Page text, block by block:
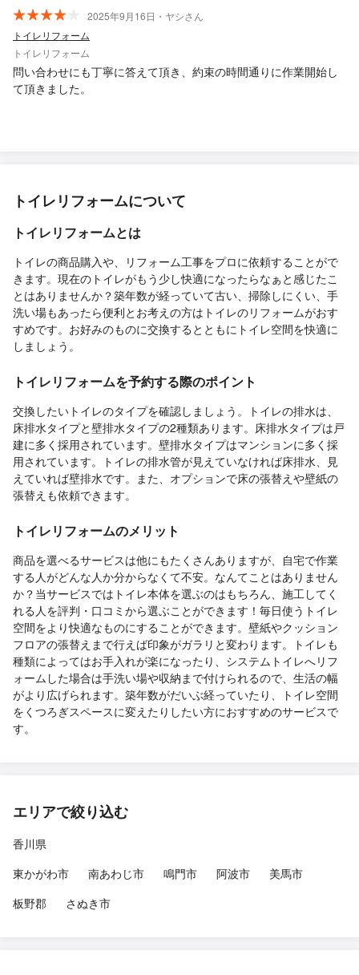
2025年9月16日・ヤシさん
トイレリフォーム
トイレリフォーム
問い合わせにも丁寧に答えて頂き、約束の時間通りに作業開始し
て頂きました。
トイレリフォームについて
トイレリフォームとは
トイレの商品購入や、リフォーム工事をプロに依頼することがで
きます。現在のトイレがもう少し快適になったらなぁと感じたこ
とはありませんか？築年数が経っていて古い、掃除しにくい、手
洗い場もあったら便利とお考えの方はトイレのリフォームがおす
すめです。お好みのものに交換するとともにトイレ空間を快適に
しましょう。
トイレリフォームを予約する際のポイント
交換したいトイレのタイプを確認しましょう。トイレの排水は、
床排水タイプと壁排水タイプの2種類あります。床排水タイプは戸
建に多く採用されています。壁排水タイプはマンションに多く採
用されています。トイレの排水管が見えていなければ床排水、見
えていれば壁排水です。また、オプションで床の張替えや壁紙の
張替えも依頼できます。
トイレリフォームのメリット
商品を選べるサービスは他にもたくさんありますが、自宅で作業
する人がどんな人か分からなくて不安。なんてことはありません
か？当サービスではトイレ本体を選ぶのはもちろん、施工してく
れる人を評判・口コミから選ぶことができます！毎日使うトイレ
空間をより快適なものにすることができます。壁紙やクッション
フロアの張替えまで行えば印象がガラリと変わります。トイレも
種類によってはお手入れが楽になったり、システムトイレへリフ
ォームした場合は手洗い場や収納まで付けられるので、生活の幅
がより広げられます。築年数がだいぶ経っていたり、トイレ空間
をくつろぎスペースに変えたりしたい方におすすめのサービスで
す。
エリアで絞り込む
香川県
東かがわ市
南あわじ市 鳴門市 阿波市
美馬市
板野郡
さぬき市